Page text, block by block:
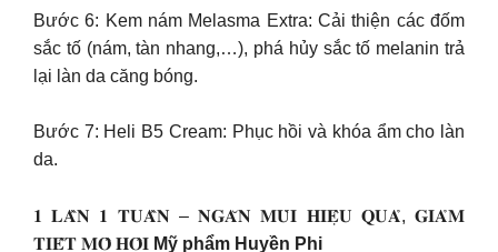
Bước 6: Kem nám Melasma Extra: Cải thiện các đốm
sắc tố (nám, tàn nhang,…), phá hủy sắc tố melanin trả
lại làn da căng bóng.
Bước 7: Heli B5 Cream: Phục hồi và khóa ẩm cho làn
da.
𝟏 𝐋𝐀̂̀𝐍 𝟏 𝐓𝐔𝐀̂̀𝐍 – 𝐍𝐆𝐀̆𝐍 𝐌𝐔̀𝐈 𝐇𝐈𝐄̣̂𝐔 𝐐𝐔𝐀̉, 𝐆𝐈𝐀̉𝐌
𝐓𝐈𝐄̂́𝐓 𝐌𝐎̂̀ 𝐇𝐎̂𝐈 Mỹ phẩm Huyền Phi